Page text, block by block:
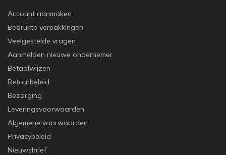
Account aanmaken
Bedrukte verpakkingen
Veelgestelde vragen
Aanmelden nieuwe ondernemer
Betaalwijzen
Retourbeleid
Bezorging
Leveringsvoorwaarden
Algemene voorwaarden
Privacybeleid
Nieuwsbrief